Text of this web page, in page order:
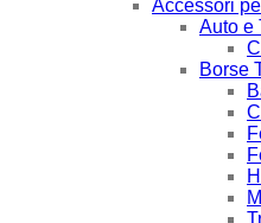
Accessori
Auto e
Borse